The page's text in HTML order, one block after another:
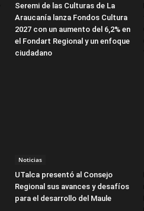
Seremi de las Culturas de La
Araucanía lanza Fondos Cultura
2027 con un aumento del 6,2% en
el Fondart Regional y un enfoque
ciudadano
Noticias
UTalca presentó al Consejo
Regional sus avances y desafíos
para el desarrollo del Maule